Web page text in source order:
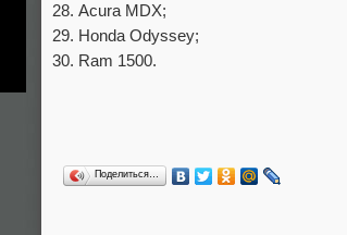
Acura MDX;
Honda Odyssey;
Ram 1500.
Поделиться…